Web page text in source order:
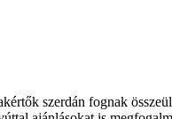
szerdán fognak